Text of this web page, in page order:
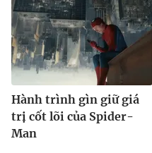
Hành trình gìn giữ giá
trị cốt lõi của Spider-
Man